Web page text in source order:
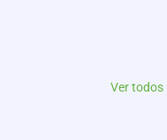
Ver todos